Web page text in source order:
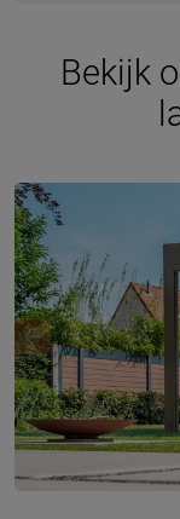
Bekijk